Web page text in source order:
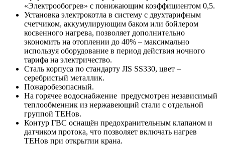
«Электрообогрев» с понижающим коэффициентом 0,5.
Установка электрокотла в систему с двухтарифным
счетчиком, аккумулирующим баком или бойлером
косвенного нагрева, позволяет дополнительно
экономить на отоплении до 40% – максимально
используя оборудование в период действия ночного
тарифа на электричество.
Cталь корпуса по стандарту JIS SS330, цвет –
серебристый металлик.
Пожаробезопасный.
На горячее водоснабжение предусмотрен независимый
теплообменник из нержавеющий стали с отдельной
группой ТЕНов.
Контур ГВС оснащён предохранительным клапаном и
датчиком протока, что позволяет включать нагрев
ТЕНов при открытии крана.